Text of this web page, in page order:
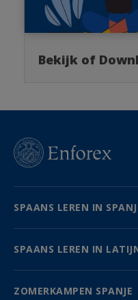
Bekijk of
SPAANS LEREN IN
SPAANS LEREN IN
ZOMERKAMPEN SPANJE